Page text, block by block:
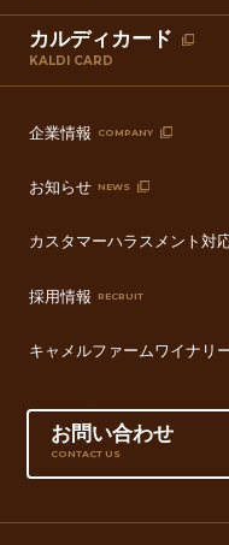
カルディカード
KALDI CARD
企業情報 COMPANY
お知らせ NEWS
カスタマーハラスメント対
採用情報 RECRUIT
キャメルファームワイナリ
お問い合わせ
CONTACT US